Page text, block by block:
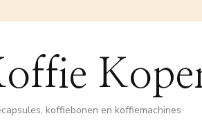
koffiebonen en koffiemachines